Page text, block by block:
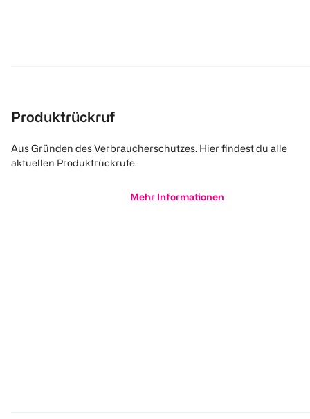
Produktrückruf
Aus Gründen des Verbraucherschutzes. Hier findest du alle
aktuellen Produktrückrufe.
Mehr Informationen